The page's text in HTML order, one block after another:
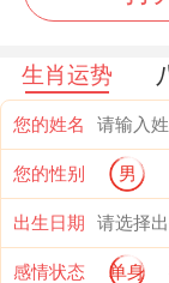
八
一
十一
月十
三
星
期
六
生肖运势
您的姓名
您的性别 男
出生日期
感情状态 单身